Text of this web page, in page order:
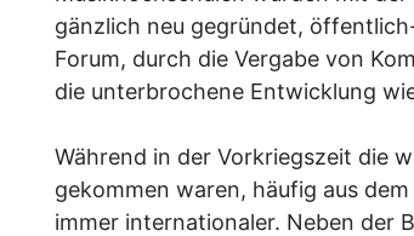
gänzlich neu gegründet,
Forum, durch die Vergabe von
die unterbrochene Entwicklung
Während in der Vorkriegszeit die
gekommen waren, häufig aus
immer internationaler. Neben der